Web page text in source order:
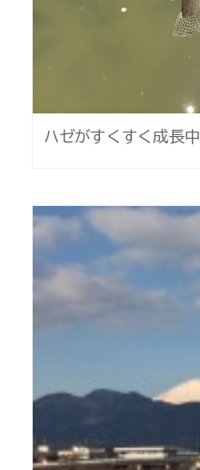
ハゼがすくすく成長中